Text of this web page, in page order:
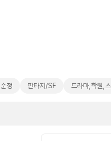
순정 판타지/SF 드라마,학원,